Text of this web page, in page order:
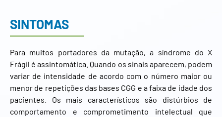
SINTOMAS
Para muitos portadores da mutação, a síndrome do X
Frágil é assintomática. Quando os sinais aparecem, podem
variar de intensidade de acordo com o número maior ou
menor de repetições das bases CGG e a faixa de idade dos
pacientes. Os mais característicos são distúrbios de
comportamento e comprometimento intelectual que